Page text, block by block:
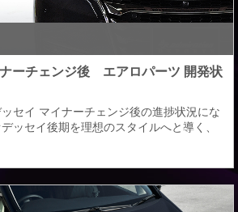
ーチェンジ後 エアロパーツ 開発状
セイ マイナーチェンジ後の進捗状況にな
ッセイ後期を理想のスタイルへと導く、
した、前期同様に高級感と存在感が調和
ザインに仕上げていきました。フロント
ダウンと実用性のあるボリューム感なが
す。ＨＯＮＤＡ ＲＣ１・２・４ ＯＤＹＳ
】【ガソリン】 H29.1...